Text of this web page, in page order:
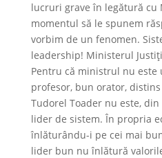
lucruri grave în legătură cu
momentul să le spunem
vorbim de un fenomen.
leadership! Ministerul
Pentru că ministrul nu este
profesor, bun orator,
Tudorel Toader nu este,
lider de sistem. În propria
înlăturându-i pe cei mai
lider bun nu înlătură